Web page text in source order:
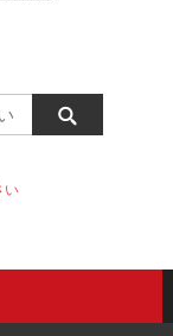
い